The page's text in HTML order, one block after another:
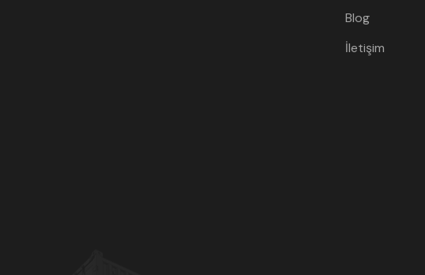
Blog
İletişim